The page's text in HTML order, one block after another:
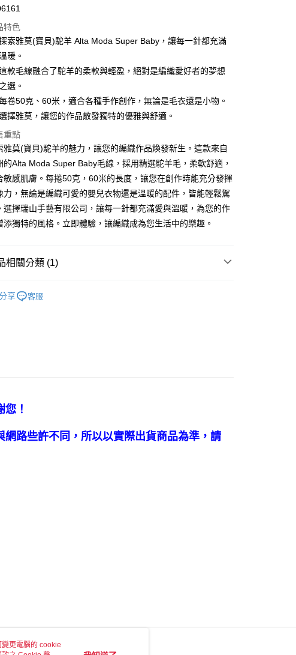
Pay
支付
付
送方式
取貨付款
NT$60，滿NT$1,500(含以上)免運費
後全家取貨
NT$60，滿NT$1,500(含以上)免運費
取貨付款
後7-11取貨
新竹物流
特色
索雅莫(寶貝)駝羊 Alta Moda Super Baby，讓每一針都充滿
暖。
款毛線融合了駝羊的柔軟與輕盈，絕對是編織愛好者的夢想
之選。
卷50克、60米，適合各種手作創作，無論是毛衣還是小物。
擇雅莫，讓您的作品散發獨特的優雅與舒適。
重點
雅莫(寶貝)駝羊的魅力，讓您的編織作品煥發新生。這款來自
的Alta Moda Super Baby毛線，採用精選駝羊毛，柔軟舒適，
敏感肌膚。每捲50克，60米的長度，讓您在創作時能充分發揮
力，無論是編織可愛的嬰兒衣物還是溫暖的配件，皆能輕鬆駕
選擇瑞山手藝有限公司，讓每一針都充滿愛與溫暖，為您的作
添獨特的風格。立即體驗，讓編織成為您生活中的樂趣。
相關分類 (1)
享
客服
！
路些許不同，所以以實際出貨商品為準，請
更電腦的 cookie